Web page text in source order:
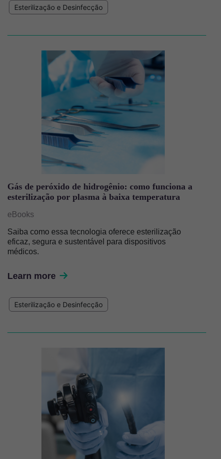
Esterilização e Desinfecção
Gás de peróxido de hidrogênio: como funciona a
esterilização por plasma à baixa temperatura
eBooks
Saiba como essa tecnologia oferece esterilização
eficaz, segura e sustentável para dispositivos
médicos.
Learn more
Esterilização e Desinfecção